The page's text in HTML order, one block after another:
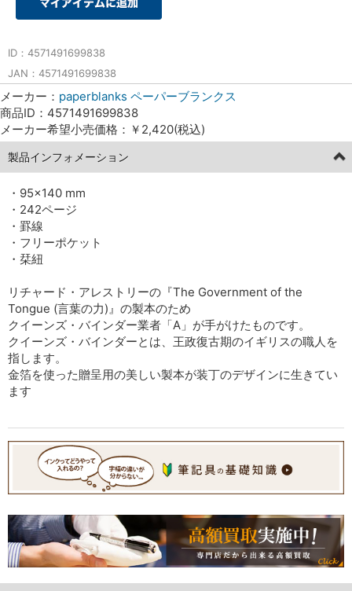
ID：4571491699838
JAN：4571491699838
メーカー： paperblanks ペーパーブランクス
商品ID：4571491699838
メーカー希望小売価格：￥2,420(税込)
製品インフォメーション
・95×140 mm
・242ページ
・罫線
・フリーポケット
・栞紐
リチャード・アレストリーの『The Government of the
Tongue (言葉の力)』の製本のため
クイーンズ・バインダー業者「A」が手がけたものです。
クイーンズ・バインダーとは、王政復古期のイギリスの職人を
指します。
金箔を使った贈呈用の美しい製本が装丁のデザインに生きてい
ます